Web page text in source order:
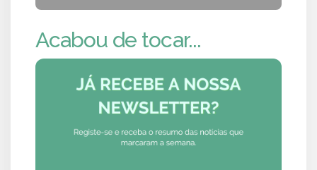
Acabou de tocar...